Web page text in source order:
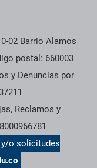
02 Barrio Alamos
postal: 660003
y Denuncias por
Reclamos y
y/o solicitudes